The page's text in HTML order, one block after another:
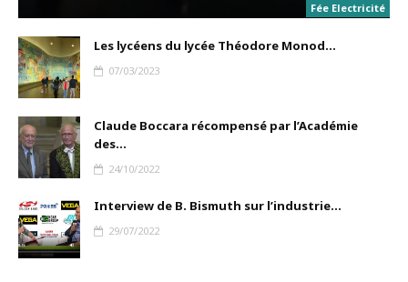
Fée Electricité
Les lycéens du lycée Théodore Monod...
07/03/2023
Claude Boccara récompensé par l’Académie
des...
24/10/2022
Interview de B. Bismuth sur l’industrie...
29/07/2022